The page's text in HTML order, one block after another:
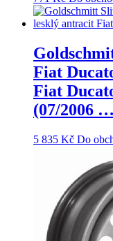
Fiat
Fiat
(07/2006
5 835 Kč Do